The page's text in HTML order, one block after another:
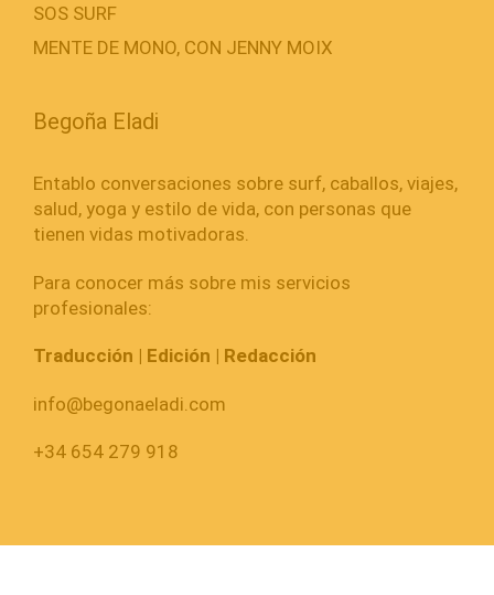
SOS SURF
MENTE DE MONO, CON JENNY MOIX
Begoña Eladi
Entablo conversaciones sobre surf, caballos, viajes,
salud, yoga y estilo de vida, con personas que
tienen vidas motivadoras.
Para conocer más sobre mis servicios
profesionales:
Traducción | Edición | Redacción
info@begonaeladi.com
+34 654 279 918